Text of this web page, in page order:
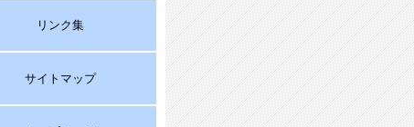
リンク集
サイトマップ